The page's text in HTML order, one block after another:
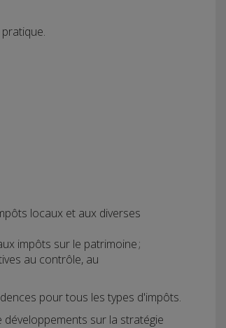
locaux et aux diverses
impôts sur le patrimoine ;
au contrôle, au
pour tous les types d'impôts.
sur la stratégie